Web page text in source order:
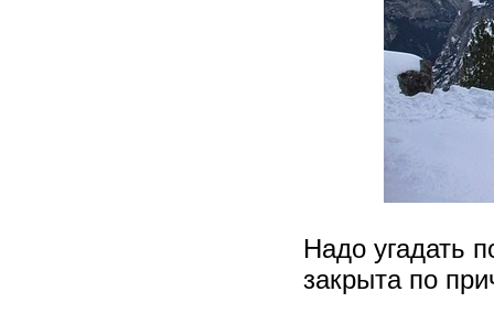
Надо угадать
закрыта по